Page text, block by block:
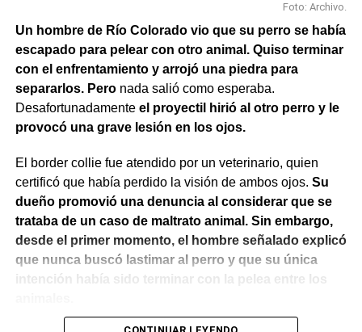
Foto: Archivo.
Un hombre de Río Colorado vio que su perro se había
escapado para pelear con otro animal. Quiso terminar
con el enfrentamiento y arrojó una piedra para
separarlos. Peronada salió como esperaba.
Desafortunadamente el proyectil hirió al otro perro y le
provocó una grave lesión en los ojos.
El border collie fue atendido por un veterinario, quien
certificó que había perdido la visión de ambos ojos. Su
dueño promovió una denuncia al considerar que se
trataba de un caso de maltrato animal. Sin embargo,
desde el primer momento, el hombre señalado explicó
que nunca buscó lastimar al perro y que su única
intención había sido terminar con la pelea entre los